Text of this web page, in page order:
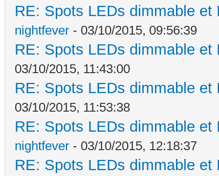
RE: Spots LEDs dimmable
nightfever - 03/10/2015, 09:56:39
RE: Spots LEDs dimmable
03/10/2015, 11:43:00
RE: Spots LEDs dimmable
03/10/2015, 11:53:38
RE: Spots LEDs dimmable
nightfever - 03/10/2015, 12:18:37
RE: Spots LEDs dimmable